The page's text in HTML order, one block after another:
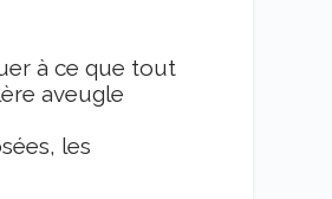
à ce que tout
aveugle
les